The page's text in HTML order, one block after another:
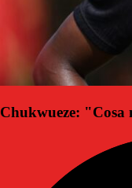
Chukwueze: "Cosa